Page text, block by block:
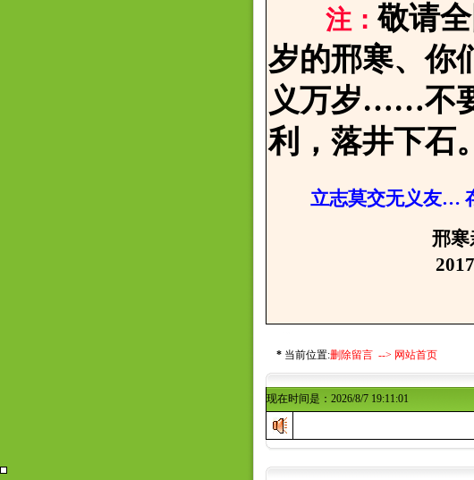
注： 敬请
岁的邢寒、
义万岁……不
利，落井下石。
立志莫交无义友…
邢寒亲
2017年7
* 当前位置:删除留言 --> 网站首页
现在时间是：2026/8/7 19:11:01